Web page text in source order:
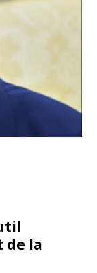
de la